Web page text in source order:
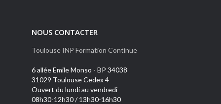
NOUS CONTACTER
Toulouse INP Formation Continue
6 allée Emile Monso - BP 34038
31029 Toulouse Cedex 4
Ouvert du lundi au vendredi
08h30-12h30 / 13h30-16h30